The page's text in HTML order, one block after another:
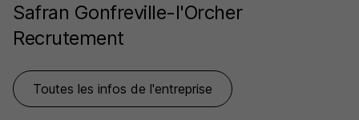
Safran Gonfreville-l'Orcher
Recrutement
Toutes les infos de l'entreprise